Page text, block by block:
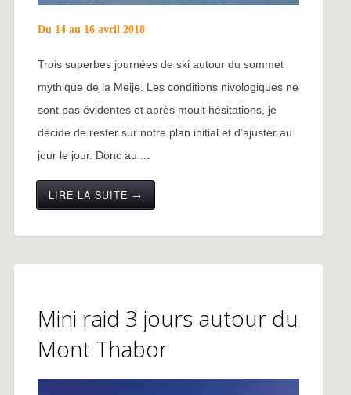
Du 14 au 16 avril 2018
Trois superbes journées de ski autour du sommet
mythique de la Meije. Les conditions nivologiques ne
sont pas évidentes et après moult hésitations, je
décide de rester sur notre plan initial et d’ajuster au
jour le jour. Donc au ...
LIRE LA SUITE →
Mini raid 3 jours autour du
Mont Thabor